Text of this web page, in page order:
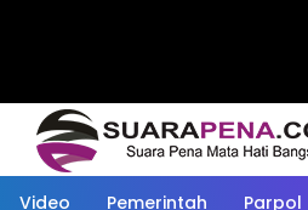
Video Pemerintah Parpol